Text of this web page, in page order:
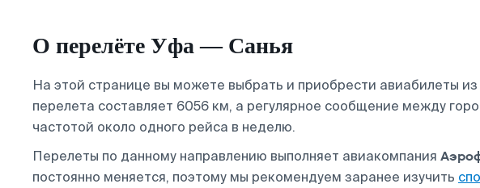
О перелёте Уфа — Санья
На этой странице вы можете выбрать и приобрести авиабилеты из
перелета составляет 6056 км, а регулярное сообщение между
частотой около одного рейса в неделю.
Перелеты по данному направлению выполняет авиакомпания
постоянно меняется, поэтому мы рекомендуем заранее изучить